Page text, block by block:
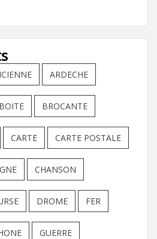
ARDECHE
BOITE BROCANTE
CARTE CARTE POSTALE
CHANSON
DROME FER
GUERRE